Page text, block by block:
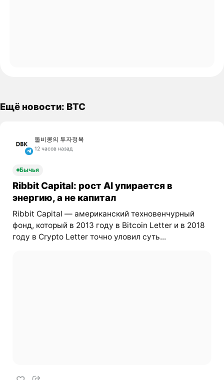
Ещё новости: BTC
돌비콩의 투자정복
12 часов назад
Бычья
Ribbit Capital: рост AI упирается в
энергию, а не капитал
Ribbit Capital — американский техновенчурный
фонд, который в 2013 году в Bitcoin Letter и в 2018
году в Crypto Letter точно уловил суть...